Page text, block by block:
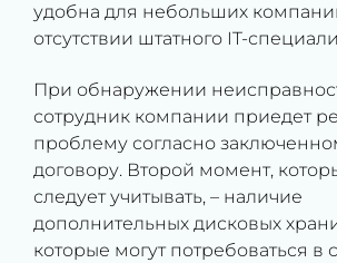
удобна для небольших
отсутствии штатного IT-
При обнаружении
сотрудник компании приедет
проблему согласно
договору. Второй момент,
следует учитывать, – наличие
дополнительных дисковых
которые могут потребоваться в